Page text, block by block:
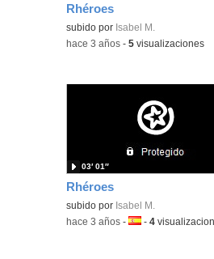
Rhéroes
Contenido educativo.
subido por Isabel M.
-hace 3 años -5 visualizaciones
Rhéroes
Contenido educativo.
subido por Isabel M.
03′ 01″
-hace 3 años -Idioma:
-4